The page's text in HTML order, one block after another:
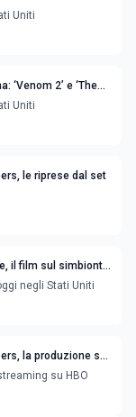
Uniti
‘Venom 2’ e ‘The
Uniti
le riprese dal set
il film sul simbionte
negli Stati Uniti
la produzione sta
su HBO